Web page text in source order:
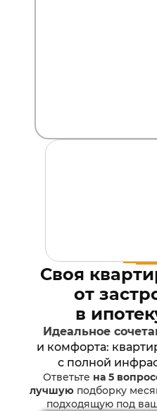
Своя
от
в
Идеальное
и комфорта:
с полной
Ответьте на 5
лучшую подборку
подходящую под